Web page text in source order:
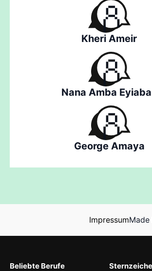
Kheri Ameir
Nana Amba
George Amaya
ImpressumMade
Beliebte Berufe